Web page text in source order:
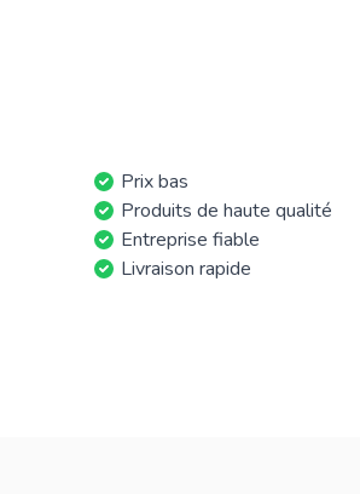
Prix bas
Produits de haute qualité
Entreprise fiable
Livraison rapide